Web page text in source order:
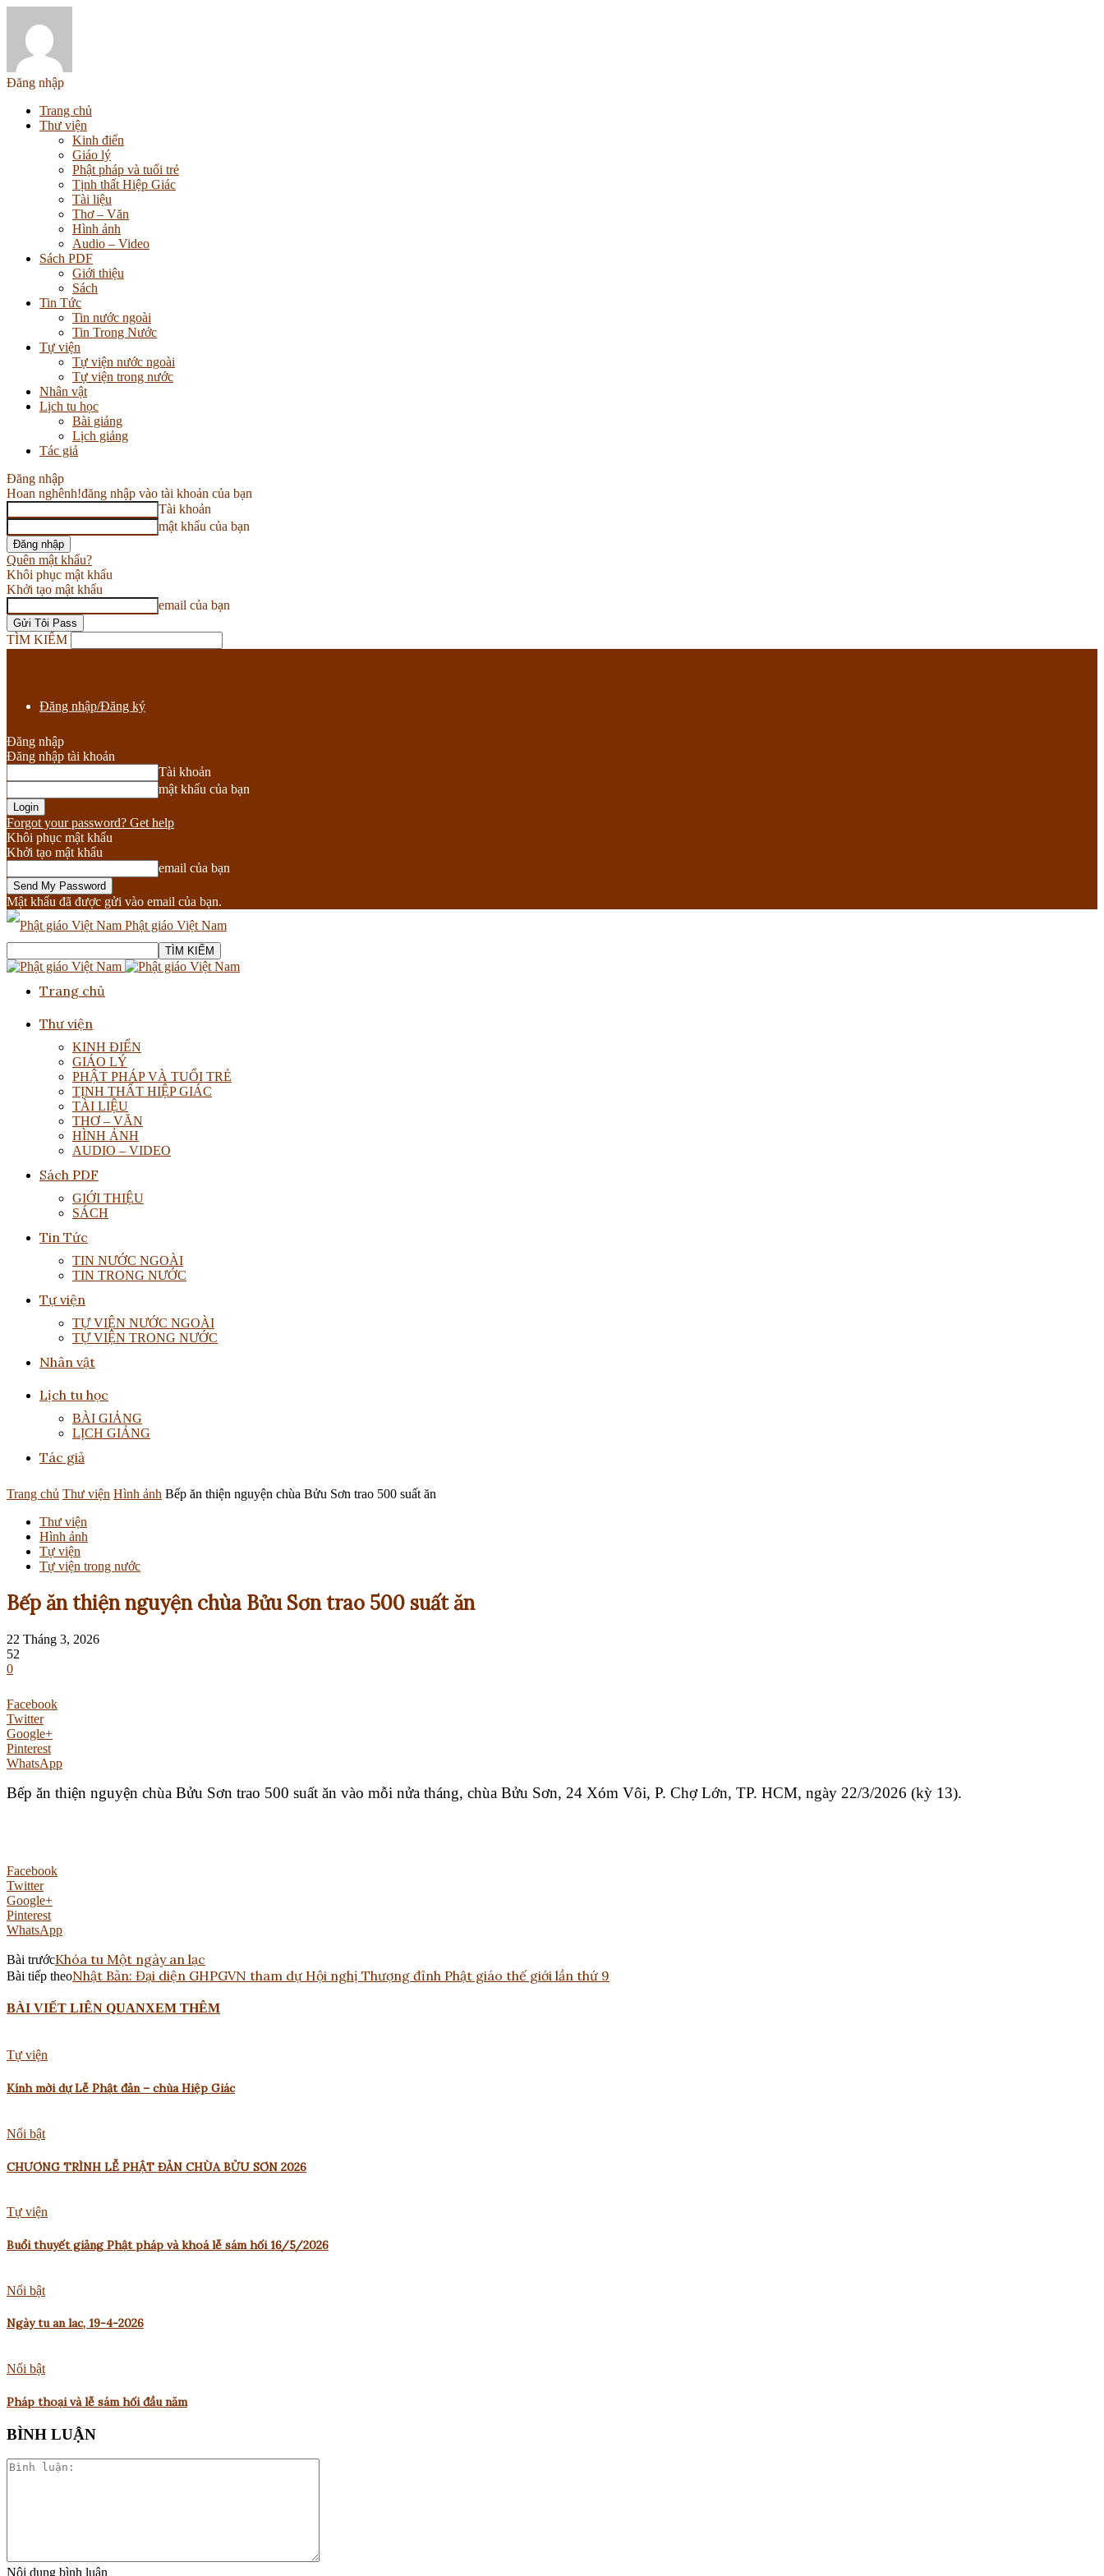
Đăng nhập
Trang chủ
Thư viện
Kinh điển
Giáo lý
Phật pháp và tuổi trẻ
Tịnh thất Hiệp Giác
Tài liệu
Thơ – Văn
Hình ảnh
Audio – Video
Sách PDF
Giới thiệu
Sách
Tin Tức
Tin nước ngoài
Tin Trong Nước
Tự viện
Tự viện nước ngoài
Tự viện trong nước
Nhân vật
Lịch tu học
Bài giảng
Lịch giảng
Tác giả
Đăng nhập
Hoan nghênh!đăng nhập vào tài khoản của bạn
Tài khoản
mật khẩu của bạn
Quên mật khẩu?
Khôi phục mật khẩu
Khởi tạo mật khẩu
email của bạn
TÌM KIẾM
Đăng nhập/Đăng ký
Đăng nhập
Đăng nhập tài khoản
Tài khoản
mật khẩu của bạn
Forgot your password? Get help
Khôi phục mật khẩu
Khởi tạo mật khẩu
email của bạn
Mật khẩu đã được gửi vào email của bạn.
Phật giáo Việt Nam
Trang chủ
Thư viện
KINH ĐIỂN
GIÁO LÝ
PHẬT PHÁP VÀ TUỔI TRẺ
TỊNH THẤT HIỆP GIÁC
TÀI LIỆU
THƠ – VĂN
HÌNH ẢNH
AUDIO – VIDEO
Sách PDF
GIỚI THIỆU
SÁCH
Tin Tức
TIN NƯỚC NGOÀI
TIN TRONG NƯỚC
Tự viện
TỰ VIỆN NƯỚC NGOÀI
TỰ VIỆN TRONG NƯỚC
Nhân vật
Lịch tu học
BÀI GIẢNG
LỊCH GIẢNG
Tác giả
Trang chủ Thư viện Hình ảnh Bếp ăn thiện nguyện chùa Bửu Sơn trao 500 suất ăn
Thư viện
Hình ảnh
Tự viện
Tự viện trong nước
Bếp ăn thiện nguyện chùa Bửu Sơn trao 500 suất ăn
22 Tháng 3, 2026
52
0
Facebook
Twitter
Google+
Pinterest
WhatsApp
Bếp ăn thiện nguyện chùa Bửu Sơn trao 500 suất ăn vào mỗi nửa tháng, chùa Bửu Sơn, 24 Xóm Vôi, P. Chợ Lớn, TP. HCM, ngày 22/3/2026 (kỳ 13).
Facebook
Twitter
Google+
Pinterest
WhatsApp
Bài trướcKhóa tu Một ngày an lạc
Bài tiếp theoNhật Bản: Đại diện GHPGVN tham dự Hội nghị Thượng đỉnh Phật giáo thế giới lần thứ 9
BÀI VIẾT LIÊN QUANXEM THÊM
Tự viện
Kính mời dự Lễ Phật đản – chùa Hiệp Giác
Nổi bật
CHƯƠNG TRÌNH LỄ PHẬT ĐẢN CHÙA BỬU SƠN 2026
Tự viện
Buổi thuyết giảng Phật pháp và khoá lễ sám hối 16/5/2026
Nổi bật
Ngày tu an lac, 19-4-2026
Nổi bật
Pháp thoại và lễ sám hối đầu năm
BÌNH LUẬN
Nội dung bình luận